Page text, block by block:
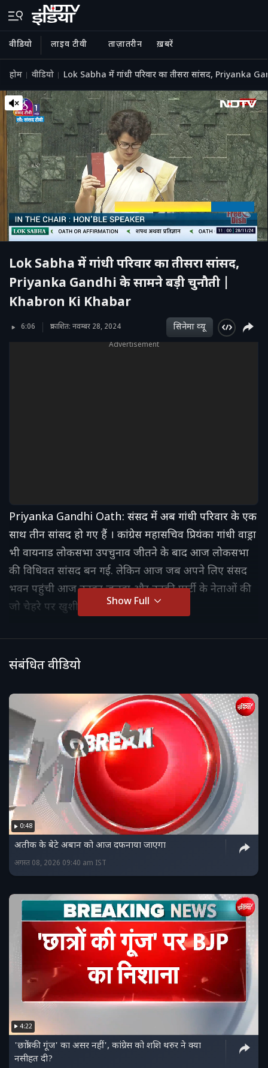
वीडियो लाइव टीवी ताज़ातरीन ख़बरें
होम वीडियो Lok Sabha में गांधी परिवार का तीसरा सांसद, Priyanka
Lok Sabha में गांधी परिवार का तीसरा सांसद,
Priyanka Gandhi के सामने बड़ी चुनौती |
Khabron Ki Khabar
6:06 प्रकाशित: नवम्बर 28, 2024 सिनेमा व्‍यू
Advertisement
Priyanka Gandhi Oath: संसद में अब गांधी परिवार के एक
साथ तीन सांसद हो गए हैं । कांग्रेस महासचिव प्रियंका गांधी वाड्रा
भी वायनाड लोकसभा उपचुनाव जीतने के बाद आज लोकसभा
की विधिवत सांसद बन गई. लेकिन आज जब अपने लिए संसद
भवन पहुंची आज उनका जलवा और उनकी पार्टी के नेताओं की
जो चेहरे पर खुशी थी वो देखने वाली थी.
Show Full
संबंधित वीडियो
0:48
अतीक के बेटे अबान को आज दफनाया जाएगा
अगस्त 08, 2026 09:40 am IST
4:22
'छात्रों की गूंज' का असर नहीं', कांग्रेस को शशि थरुर ने क्या
नसीहत दी?